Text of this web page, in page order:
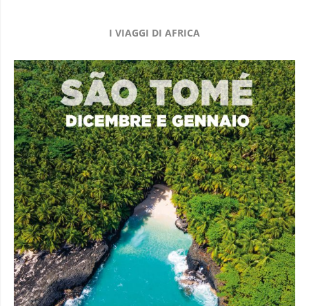
I VIAGGI DI AFRICA